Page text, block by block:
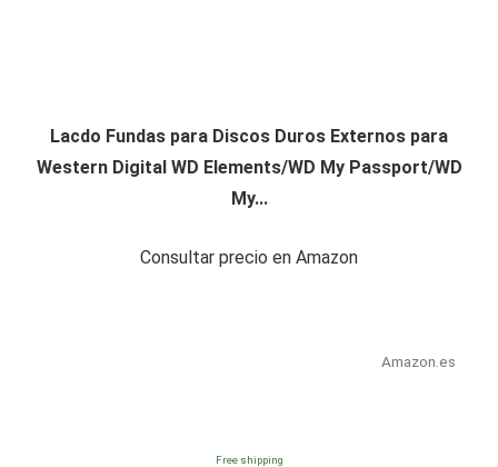
Lacdo Fundas para Discos Duros Externos para
Western Digital WD Elements/WD My Passport/WD
My...
Consultar precio en Amazon
Amazon.es
Free shipping